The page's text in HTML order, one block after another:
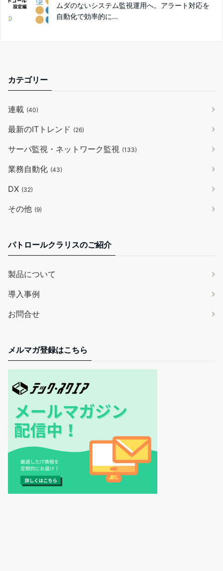
ムダのないシステム監視運用へ。アラート対応を
自動化で効率的に...
カテゴリー
連載 (40)
最新のITトレンド (26)
サーバ監視・ネットワーク監視 (133)
業務自動化 (43)
DX (32)
その他 (9)
パトロールクラリスのご紹介
製品について
導入事例
お問合せ
メルマガ登録はこちら